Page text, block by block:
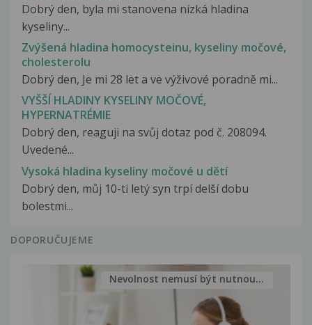
Dobrý den, byla mi stanovena nízká hladina
kyseliny...
Zvýšená hladina homocysteinu, kyseliny močové,
cholesterolu
Dobrý den, Je mi 28 let a ve výživové poradně mi...
VYŠŠÍ HLADINY KYSELINY MOČOVÉ,
HYPERNATRÉMIE
Dobrý den, reaguji na svůj dotaz pod č. 208094.
Uvedené...
Vysoká hladina kyseliny močové u dětí
Dobrý den, můj 10-ti letý syn trpí delší dobu
bolestmi...
DOPORUČUJEME
Nevolnost nemusí být nutnou...